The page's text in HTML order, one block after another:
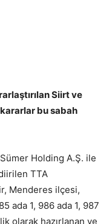
Siirt ve
bu sabah
Holding A.Ş. ile
TTA
Menderes ilçesi,
ada 1, 986 ada 1, 987
olarak hazırlanan ve